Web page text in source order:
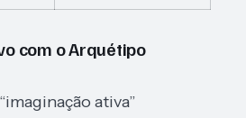
com o Arquétipo
ativa”